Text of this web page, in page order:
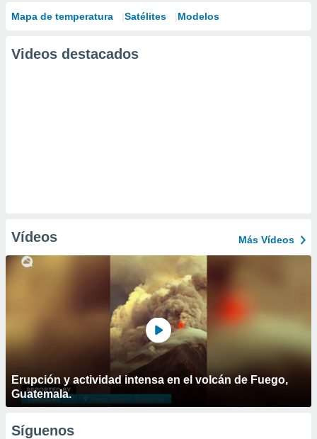
Mapa de temperatura Satélites Modelos
Videos destacados
Vídeos Más Vídeos
Erupción y actividad intensa en el volcán de Fuego,
Guatemala.
Síguenos